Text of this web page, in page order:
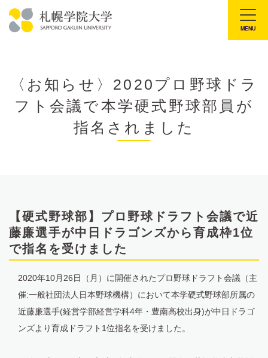
文
MENU
〈お知らせ〉2020プロ野球ドラ
フト会議で本学硬式野球部員が
指名されました
【硬式野球部】プロ野球ドラフト会議で近
藤廉選手が中日ドラゴンズから育成枠1位
で指名を受けました
2020年10月26日（月）に開催されたプロ野球ドラフト会議（主
催:一般社団法人日本野球機構）において本学硬式野球部所属の
近藤廉選手(経営学部経営学科4年・豊南高校出身)が中日ドラゴ
ンズより育成ドラフト1位指名を受けました。